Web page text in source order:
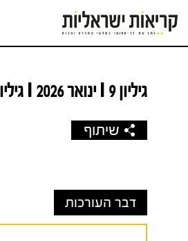
לתוכן
גיליון 9 I ינואר 2026 I גיליון רב-נושאי
שיתוף
דבר העורכות